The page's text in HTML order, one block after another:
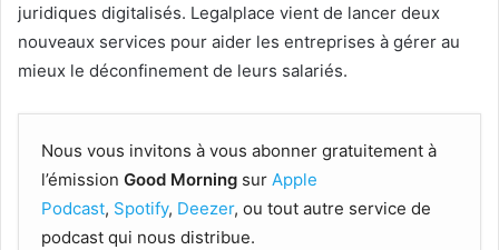
juridiques digitalisés. Legalplace vient de lancer deux
nouveaux services pour aider les entreprises à gérer au
mieux le déconfinement de leurs salariés.
Nous vous invitons à vous abonner gratuitement à
l’émission Good Morning sur Apple
Podcast, Spotify, Deezer, ou tout autre service de
podcast qui nous distribue.